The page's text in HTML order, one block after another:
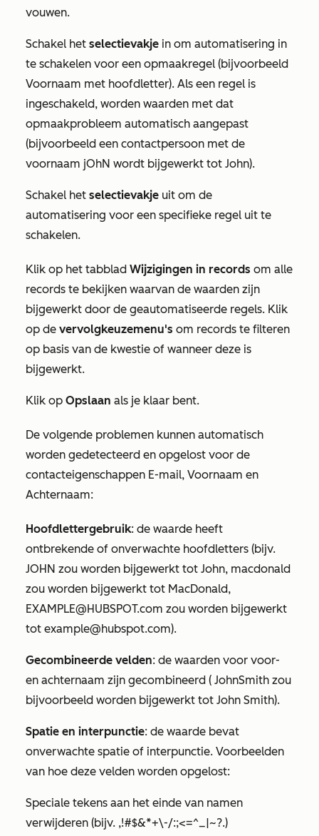
vouwen.
Schakel het selectievakje in om automatisering in
te schakelen voor een opmaakregel (bijvoorbeeld
Voornaam met hoofdletter). Als een regel is
ingeschakeld, worden waarden met dat
opmaakprobleem automatisch aangepast
(bijvoorbeeld een contactpersoon met de
voornaam jOhN wordt bijgewerkt tot John).
Schakel het selectievakje uit om de
automatisering voor een specifieke regel uit te
schakelen.
Klik op het tabblad Wijzigingen in records om alle
records te bekijken waarvan de waarden zijn
bijgewerkt door de geautomatiseerde regels. Klik
op de vervolgkeuzemenu's om records te filteren
op basis van de kwestie of wanneer deze is
bijgewerkt.
Klik op Opslaan als je klaar bent.
De volgende problemen kunnen automatisch
worden gedetecteerd en opgelost voor de
contacteigenschappen E-mail, Voornaam en
Achternaam:
Hoofdlettergebruik: de waarde heeft
ontbrekende of onverwachte hoofdletters (bijv.
JOHN zou worden bijgewerkt tot John, macdonald
zou worden bijgewerkt tot MacDonald,
EXAMPLE@HUBSPOT.com zou worden bijgewerkt
tot example@hubspot.com).
Gecombineerde velden: de waarden voor voor-
en achternaam zijn gecombineerd ( JohnSmith zou
bijvoorbeeld worden bijgewerkt tot John Smith).
Spatie en interpunctie: de waarde bevat
onverwachte spatie of interpunctie. Voorbeelden
van hoe deze velden worden opgelost:
Speciale tekens aan het einde van namen
verwijderen (bijv. ,!#$&*+\-/:;<=^_|~?.)